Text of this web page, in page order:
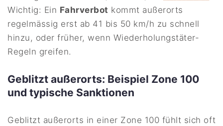
Wichtig: Ein Fahrverbot kommt außerorts
regelmässig erst ab 41 bis 50 km/h zu schnell
hinzu, oder früher, wenn Wiederholungstäter-
Regeln greifen.
Geblitzt außerorts: Beispiel Zone 100
und typische Sanktionen
Geblitzt außerorts in einer Zone 100 fühlt sich oft